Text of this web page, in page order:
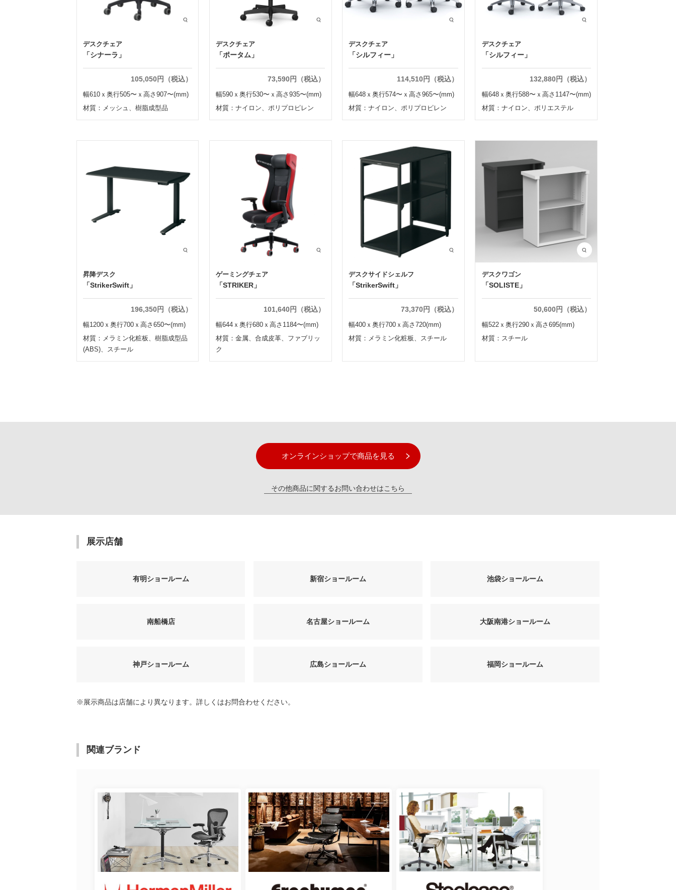
デスクチェア
「シナーラ」
105,050円（税込）
幅610ｘ奥行505〜ｘ高さ907〜(mm)
材質：メッシュ、樹脂成型品
デスクチェア
「ポータム」
73,590円（税込）
幅590ｘ奥行530〜ｘ高さ935〜(mm)
材質：ナイロン、ポリプロピレン
デスクチェア
「シルフィー」
114,510円（税込）
幅648ｘ奥行574〜ｘ高さ965〜(mm)
材質：ナイロン、ポリプロピレン
デスクチェア
「シルフィー」
132,880円（税込）
幅648ｘ奥行588〜ｘ高さ1147〜(mm)
材質：ナイロン、ポリエステル
昇降デスク
「StrikerSwift」
196,350円（税込）
幅1200ｘ奥行700ｘ高さ650〜(mm)
材質：メラミン化粧板、樹脂成型品
(ABS)、スチール
ゲーミングチェア
「STRIKER」
101,640円（税込）
幅644ｘ奥行680ｘ高さ1184〜(mm)
材質：金属、合成皮革、ファブリッ
ク
デスクサイドシェルフ
「StrikerSwift」
73,370円（税込）
幅400ｘ奥行700ｘ高さ720(mm)
材質：メラミン化粧板、スチール
デスクワゴン
「SOLISTE」
50,600円（税込）
幅522ｘ奥行290ｘ高さ695(mm)
材質：スチール
オンラインショップで商品を見る
その他商品に関するお問い合わせはこちら
展示店舗
有明ショールーム 新宿ショールーム 池袋ショールーム
南船橋店 名古屋ショールーム 大阪南港ショールーム
神戸ショールーム 広島ショールーム 福岡ショールーム
※展示商品は店舗により異なります。詳しくはお問合わせください。
関連ブランド